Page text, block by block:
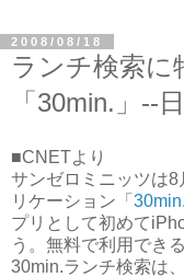
2008/08/18
ランチ検索に
「30min.」--
■CNETより
サンゼロミニッツは
リケーション「
プリとして初めて
う。無料で利用できる
30min.ランチ検索は